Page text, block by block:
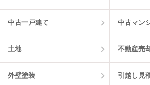
中古一戸建て 中古マン
土地 不動産売
外壁塗装 引越し見